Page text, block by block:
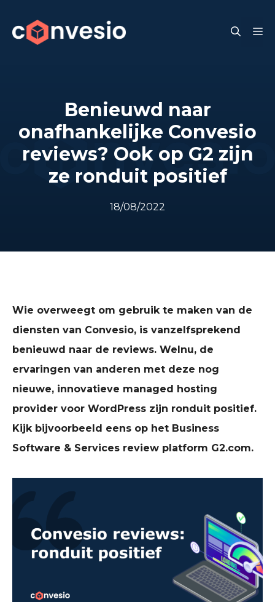
content
Benieuwd naar
onafhankelijke Convesio
reviews? Ook op G2 zijn
ze ronduit positief
18/08/2022
Wie overweegt om gebruik te maken van de
diensten van Convesio, is vanzelfsprekend
benieuwd naar de reviews. Welnu, de
ervaringen van anderen met deze nog
nieuwe, innovatieve managed hosting
provider voor WordPress zijn ronduit positief.
Kijk bijvoorbeeld eens op het Business
Software & Services review platform G2.com.